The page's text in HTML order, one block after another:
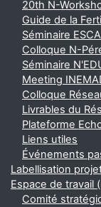
20th N-
Guide de la
Séminaire
Colloque N-
Séminaire
Meeting
Colloque
Livrables du
Plateforme
Liens utiles
Événements
Labellisation
Espace de travail
Comité